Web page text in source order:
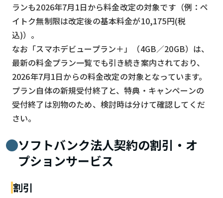
ランも2026年7月1日から料金改定の対象です（例：ペ
イトク無制限は改定後の基本料金が10,175円(税
込)）。
なお「スマホデビュープラン＋」（4GB／20GB）は、
最新の料金プラン一覧でも引き続き案内されており、
2026年7月1日からの料金改定の対象となっています。
プラン自体の新規受付終了と、特典・キャンペーンの
受付終了は別物のため、検討時は分けて確認してくだ
さい。
ソフトバンク法人契約の割引・オ
プションサービス
割引